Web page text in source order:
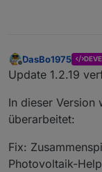
Offline
DasBo1975
Update 1.2.19
In dieser Version
überarbeitet:
Fix:
Photovoltaik-